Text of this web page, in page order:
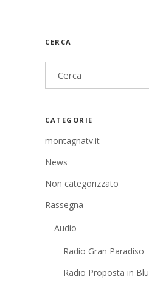
CERCA
CATEGORIE
montagnatv.it
News
Non categorizzato
Rassegna
Audio
Radio Gran Paradiso
Radio Proposta in Blu